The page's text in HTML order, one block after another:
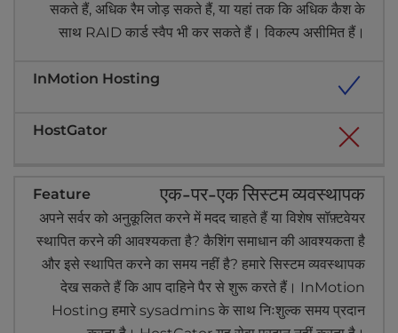
सकते हैं, अधिक रैम जोड़ सकते हैं, या यहां तक कि अधिक कैश के
साथ RAID कार्ड स्वैप भी कर सकते हैं। विकल्प असीमित हैं।
एक-पर-एक सिस्टम व्यवस्थापक
अपने सर्वर को अनुकूलित करने में मदद चाहते हैं या विशेष सॉफ़्टवेयर
स्थापित करने की आवश्यकता है? कैशिंग समाधान की आवश्यकता है
और इसे स्थापित करने का समय नहीं है? हमारे सिस्टम व्यवस्थापक
देख सकते हैं कि आप दाहिने पैर से शुरू करते हैं। InMotion
Hosting हमारे sysadmins के साथ निःशुल्क समय प्रदान